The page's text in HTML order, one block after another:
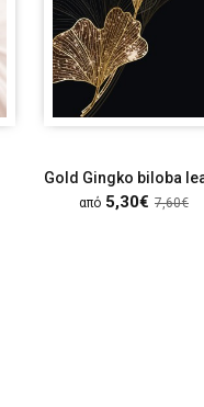
από 5,30€ 7,60€